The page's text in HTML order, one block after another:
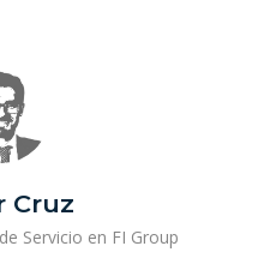
Cruz
Servicio en FI Group